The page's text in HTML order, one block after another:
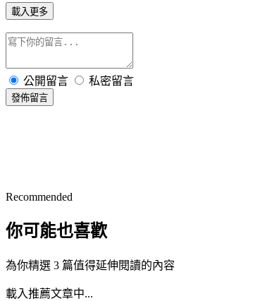
載入更多
公開留言 私密留言
發佈留言
Recommended
你可能也喜歡
為你精選 3 篇值得延伸閱讀的內容
載入推薦文章中...